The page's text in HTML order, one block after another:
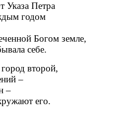
Указа Петра
годом
Богом земле,
себе.
второй,
–
–
его.